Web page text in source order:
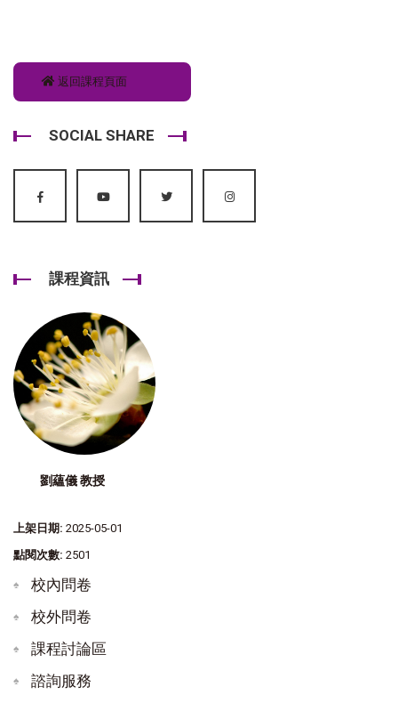
返回課程頁面
SOCIAL SHARE
課程資訊
劉蘊儀 教授
上架日期: 2025-05-01
點閱次數: 2501
校內問卷
校外問卷
課程討論區
諮詢服務